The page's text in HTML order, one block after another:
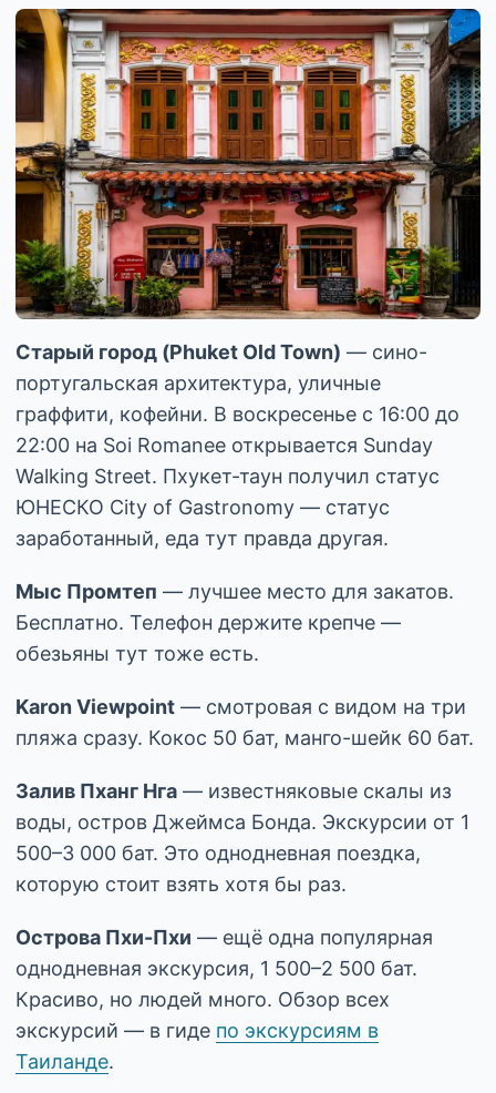
Старый город (Phuket Old Town) — сино-
португальская архитектура, уличные
граффити, кофейни. В воскресенье с 16:00 до
22:00 на Soi Romanee открывается Sunday
Walking Street. Пхукет-таун получил статус
ЮНЕСКО City of Gastronomy — статус
заработанный, еда тут правда другая.
Мыс Промтеп — лучшее место для закатов.
Бесплатно. Телефон держите крепче —
обезьяны тут тоже есть.
Karon Viewpoint — смотровая с видом на три
пляжа сразу. Кокос 50 бат, манго-шейк 60 бат.
Залив Пханг Нга — известняковые скалы из
воды, остров Джеймса Бонда. Экскурсии от 1
500–3 000 бат. Это однодневная поездка,
которую стоит взять хотя бы раз.
Острова Пхи-Пхи — ещё одна популярная
однодневная экскурсия, 1 500–2 500 бат.
Красиво, но людей много. Обзор всех
экскурсий — в гиде по экскурсиям в
Таиланде.